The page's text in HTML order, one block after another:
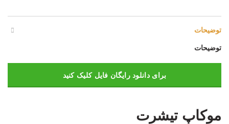
توضیحات
توضیحات
برای دانلود رایگان فایل کلیک کنید
موکاپ تیشرت